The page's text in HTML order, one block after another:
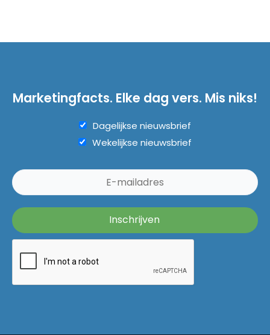
Marketingfacts. Elke dag vers. Mis niks!
Dagelijkse nieuwsbrief
Wekelijkse nieuwsbrief